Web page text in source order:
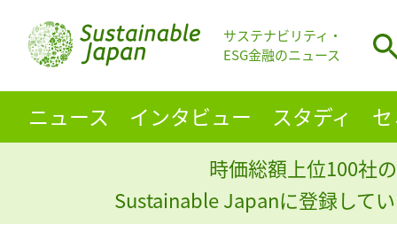
サステナビリティ・
ESG金融のニュース
ニュース インタビュー スタディ
時価総額上位100社
Sustainable Japanに登録して